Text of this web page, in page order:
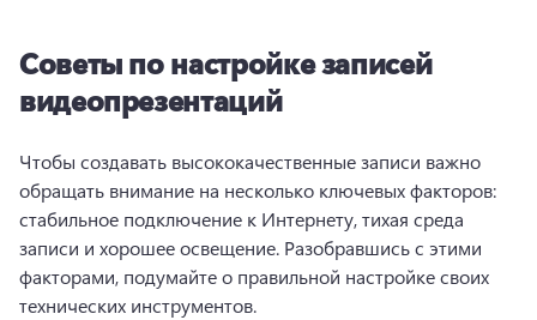
Советы по настройке записей
видеопрезентаций
Чтобы создавать высококачественные записи важно
обращать внимание на несколько ключевых факторов:
стабильное подключение к Интернету, тихая среда
записи и хорошее освещение. Разобравшись с этими
факторами, подумайте о правильной настройке своих
технических инструментов.